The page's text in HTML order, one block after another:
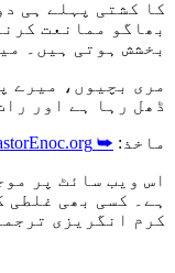
کا کشتی پہلے ہی
بھاگو ممانعت
بخشش ہوتی ہیں۔
مری بچیوں، میرے
ڈھل رہا ہے اور
ماخذ: ➥ www.MensajesDelBuenPastorEnoc.org
اس ویب سائٹ پر
ہے۔ کسی بھی غلطی
کرم انگریزی